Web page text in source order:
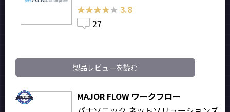
★★★★★
★★★★★ 3.8
27
製品レビューを読む
MAJOR FLOW ワークフロー